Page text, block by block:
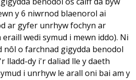
y 6 niwrnod blaenorol ai
ar gyfer unrhyw fochyn ar
wedi symud i mewn iddo). Ni
nôl o farchnad gigydda benodol
lladd-dy i'r daliad lle y daeth
i unrhyw le arall oni bai am y